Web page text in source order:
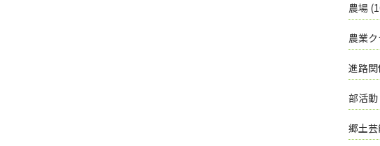
農場
農業
進路
部活動
郷土